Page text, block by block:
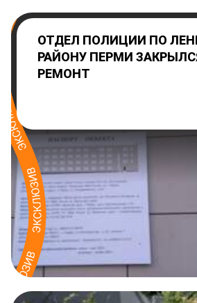
ОТДЕЛ ПОЛИЦИИ ПО
РАЙОНУ ПЕРМИ
РЕМОНТ